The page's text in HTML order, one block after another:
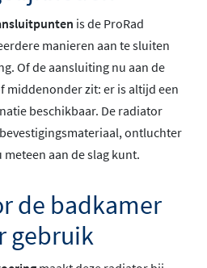
is de ProRad
manieren aan te sluiten
Of de aansluiting nu aan de
middenonder zit: er is altijd een
beschikbaar. De radiator
ontluchter
aan de slag kunt.
de badkamer
gebruik